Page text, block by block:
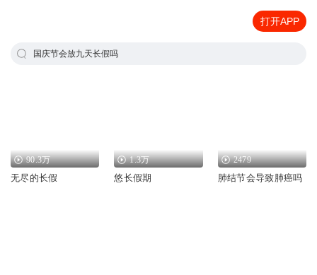
打开APP
国庆节会放九天长假吗
90.3万
无尽的长假
1.3万
悠长假期
2479
肺结节会导致肺癌吗